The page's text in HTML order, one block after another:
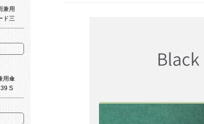
兼用
ド三
ド1米
用傘
S